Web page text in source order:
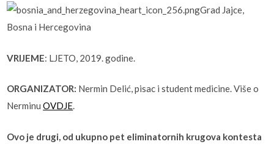
Grad Jajce,
Bosna i Hercegovina
VRIJEME: LJETO, 2019. godine.
ORGANIZATOR: Nermin Delić, pisac i student medicine. Više o
NerminuOVDJE.
Ovo je drugi, od ukupno pet eliminatornih krugova kontesta